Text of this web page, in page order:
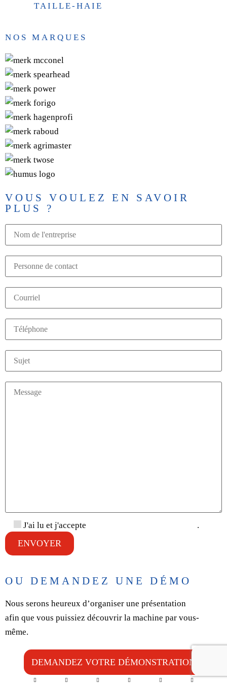
TAILLE-HAIE
NOS MARQUES
VOUS VOULEZ EN SAVOIR
PLUS ?
J'ai lu et j'accepte .
OU DEMANDEZ UNE DÉMO
Nous serons heureux d’organiser une présentation
afin que vous puissiez découvrir la machine par vous-
même.
DEMANDEZ VOTRE DÉMONSTRATION